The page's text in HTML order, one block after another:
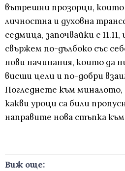
вътрешни прозорци, които
личностна и духовна
седмица, започвайки с
свържем по-дълбоко със
нови начинания, които да
висши цели и по-добри
Погледнете към миналото,
какви уроци са били
направите нова стъпка
Виж още: